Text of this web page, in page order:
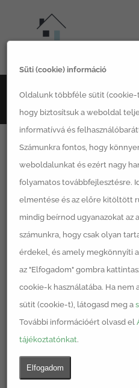
Süti (cookie) információ
Oldalunk többféle sütit (cookie-
hogy biztosítsuk a weboldal
informatívvá és
Számunkra fontos, hogy
weboldalunkat és ezért nagy
folyamatos továbbfejlesztésre.
elmentése és az előre kitöltött
mindig beírnod ugyanazokat az
számunkra, hogy csak olyan
érdekel, és amely megkönnyíti
az "Elfogadom" gombra
cookie-k használatába. Ha nem
sütit (cookie-t), látogasd meg a
További információért olvasd el
tájékoztatónkat.
Elfogadom
Főoldal LSH
LSH EPER